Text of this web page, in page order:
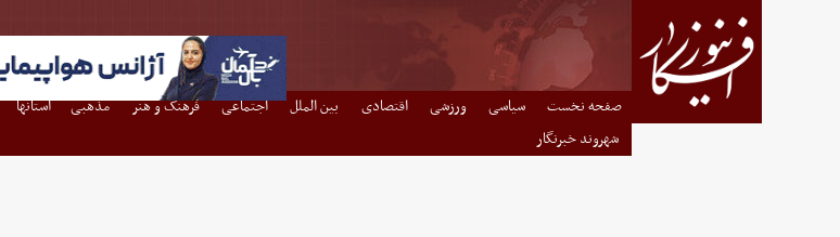
صفحه نخست سیاسی ورزشی اقتصادی بین الملل اجتماعی فرهنگ و هنر مذهبی استانها
شهروند خبرنگار